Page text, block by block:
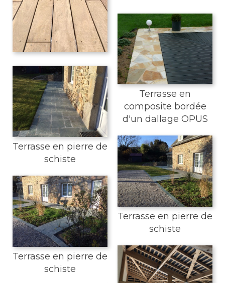
Terrasse en
composite bordée
d'un dallage OPUS
Terrasse en pierre de
schiste
Terrasse en pierre de
schiste
Terrasse en pierre de
schiste